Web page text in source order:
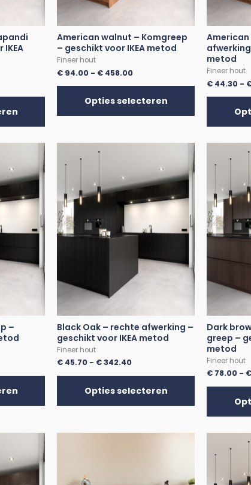
American walnut – Komgreep
– geschikt voor IKEA metod
Fineer hout
€ 94.00 - € 458.00
Opties selecteren
metod
Fineer hout
€ 44.30 -
–
Black Oak – rechte afwerking –
geschikt voor IKEA metod
Fineer hout
€ 45.70 - €342.40
Opties selecteren
Dark
greep –
metod
Fineer hout
€ 78.00 - €